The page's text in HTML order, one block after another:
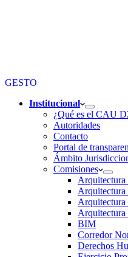
GESTO
Institucional
¿Qué es el CAU
Autoridades
Contacto
Portal de
Ámbito
Comisiones
Arquitectura
Arquitectura
Arquitectura
Arquitectura
BIM
Corredor
Derechos